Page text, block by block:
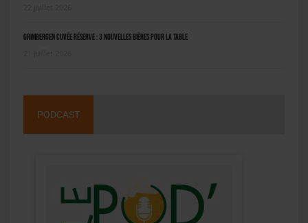
Grimbergen Cuvée Réserve : 3 nouvelles bières pour la table
PODCAST